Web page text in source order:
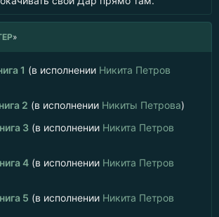
»
1 (в исполнении Никита Петров
2 (в исполнении Никиты Петрова)
3 (в исполнении Никита Петров
4 (в исполнении Никита Петров
5 (в исполнении Никита Петров